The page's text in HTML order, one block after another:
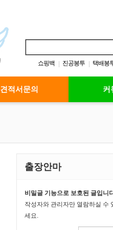
쇼핑백 | 진공봉투 | 택배봉
견적서문의 커
출장안마
비밀글 기능으로 보호된 글입니
작성자와 관리자만 열람하실 수
세요.